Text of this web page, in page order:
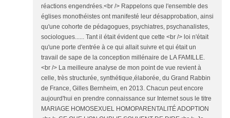
réactions engendrées.<br /> Rappelons que l'ensemble des
églises monothéistes ont manifesté leur désapprobation, ainsi
qu'une cohorte de pédagogues, psychiatres, psychanalistes,
sociologues...... Tant il était évident que cette <br /> loi n'était
qu'une porte d'entrée à ce qui allait suivre et qui était un
travail de sape de la conception millénaire de LA FAMILLE.
<br /> La meilleure analyse de mon point de vue revient à
celle, très structurée, synthétique,élaborée, du Grand Rabbin
de France, Gilles Bernheim, en 2013. Chacun peut encore
aujourd'hui en prendre connaissance sur Internet sous le titre
MARIAGE HOMOSEXUEL HOMOPARENTALITÉ ADOPTION